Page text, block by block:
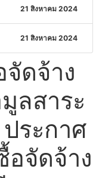
21 สิงหาคม 2024
21 สิงหาคม 2024
ดจ้าง
ลสาระ
ระกาศ
จัดจ้าง